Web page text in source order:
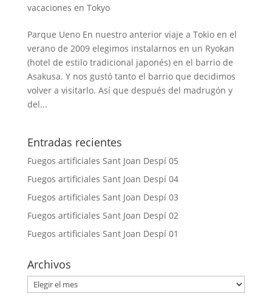
vacaciones en Tokyo
Parque Ueno En nuestro anterior viaje a Tokio en el
verano de 2009 elegimos instalarnos en un Ryokan
(hotel de estilo tradicional japonés) en el barrio de
Asakusa. Y nos gustó tanto el barrio que decidimos
volver a visitarlo. Así que después del madrugón y
del...
Entradas recientes
Fuegos artificiales Sant Joan Despí 05
Fuegos artificiales Sant Joan Despí 04
Fuegos artificiales Sant Joan Despí 03
Fuegos artificiales Sant Joan Despí 02
Fuegos artificiales Sant Joan Despí 01
Archivos
Archivos